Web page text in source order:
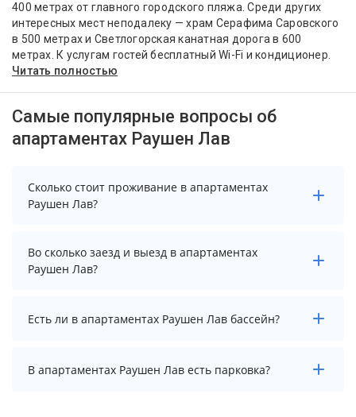
400 метрах от главного городского пляжа. Среди других
интересных мест неподалеку — храм Серафима Саровского
в 500 метрах и Светлогорская канатная дорога в 600
метрах. К услугам гостей бесплатный Wi-Fi и кондиционер.
Читать полностью
Самые популярные вопросы об
апартаментах Раушен Лав
Сколько стоит проживание в апартаментах
Раушен Лав?
Чтобы увидеть актуальные цены на проживание в
апартаментах Раушен Лав, выберите нужные даты и
количество гостей.
Во сколько заезд и выезд в апартаментах
Раушен Лав?
Заезд возможен после 15:00, а выезд необходимо
осуществить до 12:00.
Есть ли в апартаментах Раушен Лав бассейн?
В апартаментах Раушен Лав нет бассейна.
В апартаментах Раушен Лав есть парковка?